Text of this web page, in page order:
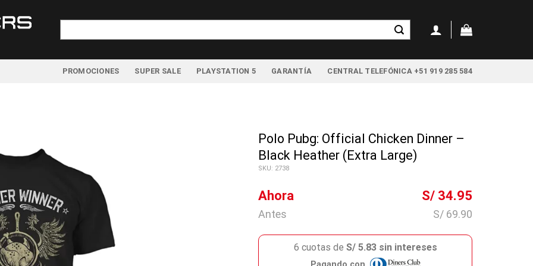
PROMOCIONES SUPER SALE PLAYSTATION 5 GARANTÍA CENTRAL TELEFÓNICA +51 919 285 584
Polo Pubg: Official Chicken Dinner –
Black Heather (Extra Large)
SKU: 2738
Ahora S/ 34.95
Antes S/ 69.90
6 cuotas de S/ 5.83 sin intereses